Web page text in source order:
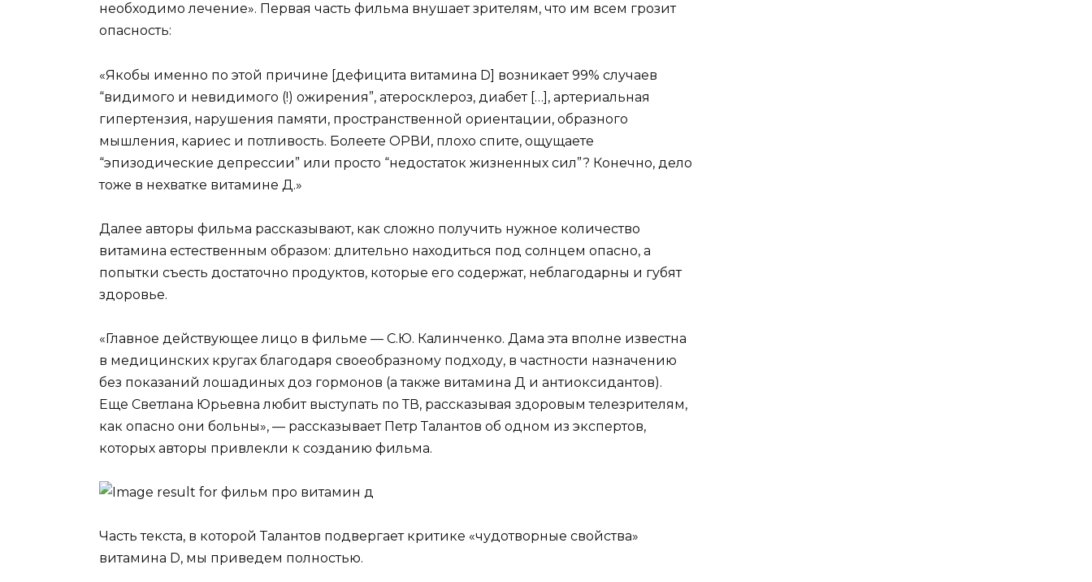
необходимо лечение». Первая часть фильма внушает зрителям, что им всем грозит
опасность:
«Якобы именно по этой причине [дефицита витамина D] возникает 99% случаев
“видимого и невидимого (!) ожирения”, атеросклероз, диабет […], артериальная
гипертензия, нарушения памяти, пространственной ориентации, образного
мышления, кариес и потливость. Болеете ОРВИ, плохо спите, ощущаете
“эпизодические депрессии” или просто “недостаток жизненных сил”? Конечно, дело
тоже в нехватке витамине Д.»
Далее авторы фильма рассказывают, как сложно получить нужное количество
витамина естественным образом: длительно находиться под солнцем опасно, а
попытки съесть достаточно продуктов, которые его содержат, неблагодарны и губят
здоровье.
«Главное действующее лицо в фильме — С.Ю. Калинченко. Дама эта вполне известна
в медицинских кругах благодаря своеобразному подходу, в частности назначению
без показаний лошадиных доз гормонов (а также витамина Д и антиоксидантов).
Еще Светлана Юрьевна любит выступать по ТВ, рассказывая здоровым телезрителям,
как опасно они больны», — рассказывает Петр Талантов об одном из экспертов,
которых авторы привлекли к созданию фильма.
Часть текста, в которой Талантов подвергает критике «чудотворные свойства»
витамина D, мы приведем полностью.